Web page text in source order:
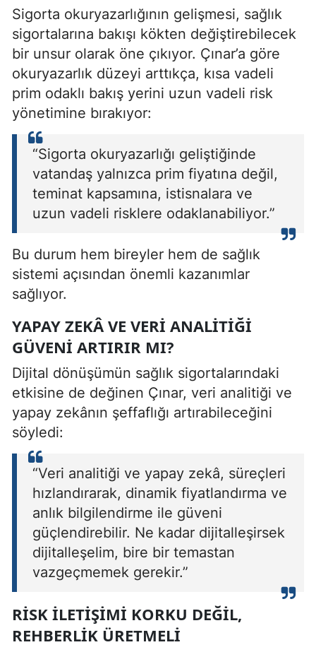
Sigorta okuryazarlığının gelişmesi, sağlık
sigortalarına bakışı kökten değiştirebilecek
bir unsur olarak öne çıkıyor. Çınar’a göre
okuryazarlık düzeyi arttıkça, kısa vadeli
prim odaklı bakış yerini uzun vadeli risk
yönetimine bırakıyor:
“Sigorta okuryazarlığı geliştiğinde
vatandaş yalnızca prim fiyatına değil,
teminat kapsamına, istisnalara ve
uzun vadeli risklere odaklanabiliyor.”
Bu durum hem bireyler hem de sağlık
sistemi açısından önemli kazanımlar
sağlıyor.
YAPAY ZEKÂ VE VERI ANALITIĞI
GÜVENI ARTIRIR MI?
Dijital dönüşümün sağlık sigortalarındaki
etkisine de değinen Çınar, veri analitiği ve
yapay zekânın şeffaflığı artırabileceğini
söyledi:
“Veri analitiği ve yapay zekâ, süreçleri
hızlandırarak, dinamik fiyatlandırma ve
anlık bilgilendirme ile güveni
güçlendirebilir. Ne kadar dijitalleşirsek
dijitalleşelim, bire bir temastan
vazgeçmemek gerekir.”
RISK ILETIŞIMI KORKU DEĞIL,
REHBERLIK ÜRETMELI